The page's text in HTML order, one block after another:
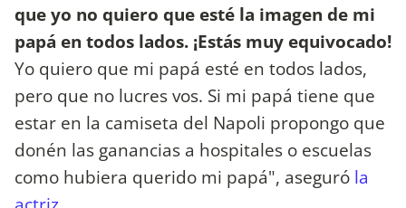
que yo no quiero que esté la imagen de mi
papá en todos lados. ¡Estás muy equivocado!
Yo quiero que mi papá esté en todos lados,
pero que no lucres vos. Si mi papá tiene que
estar en la camiseta del Napoli propongo que
donén las ganancias a hospitales o escuelas
como hubiera querido mi papá", aseguró la